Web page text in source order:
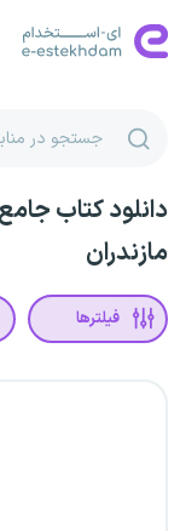
دانلود کتاب
مازندران
فیلترها